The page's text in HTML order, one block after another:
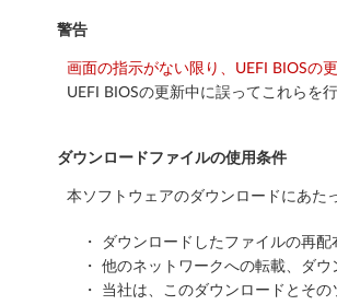
i
-
T
警告
画面の指示がない限り、UEFI BIOSの
UEFI BIOSの更新中に誤ってこれらを
ダウンロードファイルの使用条件
本ソフトウェアのダウンロードにあた
・ ダウンロードしたファイルの再
・ 他のネットワークへの転載、ダ
・ 当社は、このダウンロードとそ